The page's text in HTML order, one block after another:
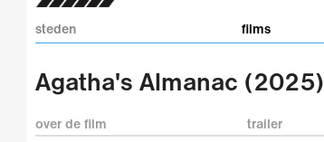
steden films
Agatha's Almanac (2025)
over de film trailer